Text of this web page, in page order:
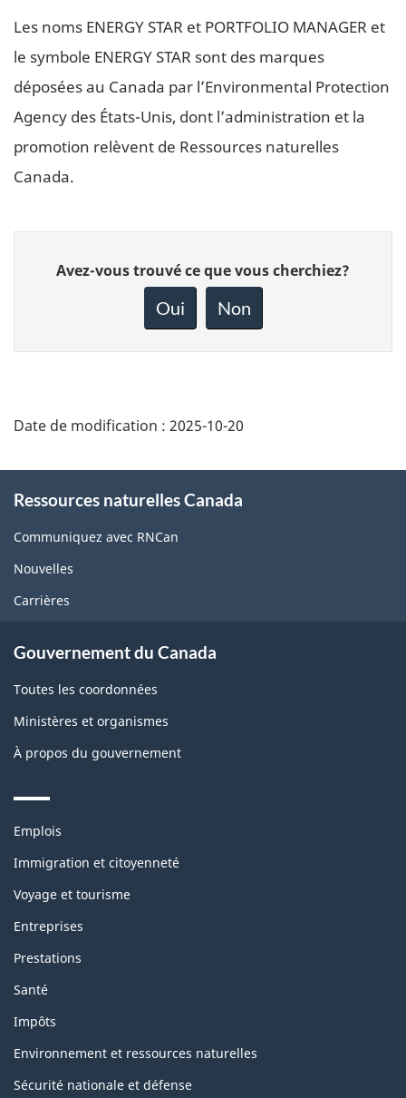
LinkedIn
Les noms ENERGY STAR et PORTFOLIO MANAGER et
le symbole ENERGY STAR sont des marques
déposées au Canada par l’Environmental Protection
Agency des États-Unis, dont l’administration et la
promotion relèvent de Ressources naturelles
Canada.
Donnez
votre
page
Avez-vous trouvé ce que vous cherchiez?
Oui Non
Date de modification : 2025-10-20
this
site
Ressources naturelles Canada
Communiquez avec RNCan
Nouvelles
Carrières
Gouvernement du Canada
Toutes les coordonnées
Ministères et organismes
À propos du gouvernement
Themes
topics
Emplois
Immigration et citoyenneté
Voyage et tourisme
Entreprises
Prestations
Santé
Impôts
Environnement et ressources naturelles
Sécurité nationale et défense